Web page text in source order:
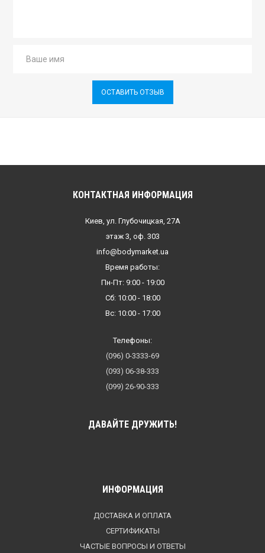
ОСТАВИТЬ ОТЗЫВ
КОНТАКТНАЯ ИНФОРМАЦИЯ
Киев, ул. Глубочицкая, 27А
этаж 3, оф. 303
info@bodymarket.ua
Время работы:
Пн-Пт: 9:00 - 19:00
Сб: 10:00 - 18:00
Вс: 10:00 - 17:00
Телефоны:
(096) 0-3333-69
(093) 06-38-333
(099) 26-90-333
ДАВАЙТЕ ДРУЖИТЬ!
ИНФОРМАЦИЯ
ДОСТАВКА И ОПЛАТА
СЕРТИФИКАТЫ
ЧАСТЫЕ ВОПРОСЫ И ОТВЕТЫ